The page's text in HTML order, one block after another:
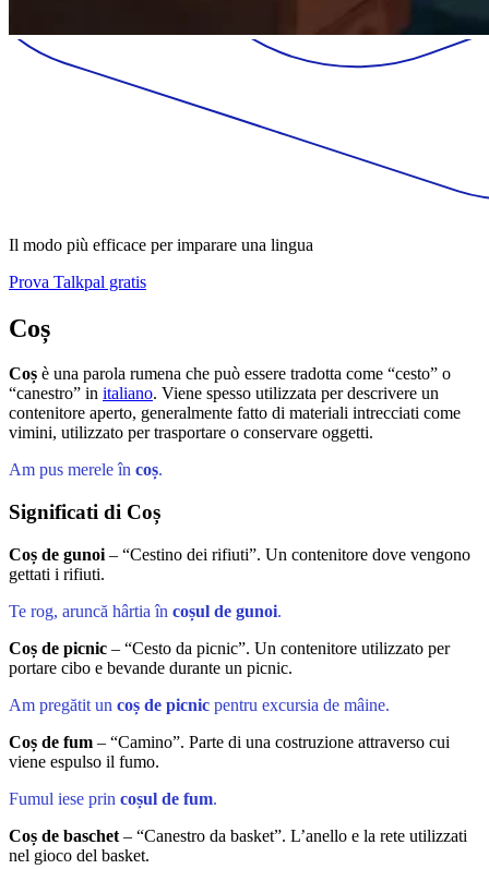
Il modo più efficace per imparare una lingua
Prova Talkpal gratis
Coș
Coș è una parola rumena che può essere tradotta come “cesto” o
“canestro” in italiano. Viene spesso utilizzata per descrivere un
contenitore aperto, generalmente fatto di materiali intrecciati come
vimini, utilizzato per trasportare o conservare oggetti.
Am pus merele în coș.
Significati di Coș
Coș de gunoi – “Cestino dei rifiuti”. Un contenitore dove vengono
gettati i rifiuti.
Te rog, aruncă hârtia în coșul de gunoi.
Coș de picnic – “Cesto da picnic”. Un contenitore utilizzato per
portare cibo e bevande durante un picnic.
Am pregătit un coș de picnic pentru excursia de mâine.
Coș de fum – “Camino”. Parte di una costruzione attraverso cui
viene espulso il fumo.
Fumul iese prin coșul de fum.
Coș de baschet – “Canestro da basket”. L’anello e la rete utilizzati
nel gioco del basket.